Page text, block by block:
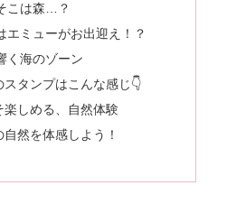
こは森…？
エミューがお出迎え！？
く海のゾーン
タンプはこんな感じ👇
楽しめる、自然体験
然を体感しよう！